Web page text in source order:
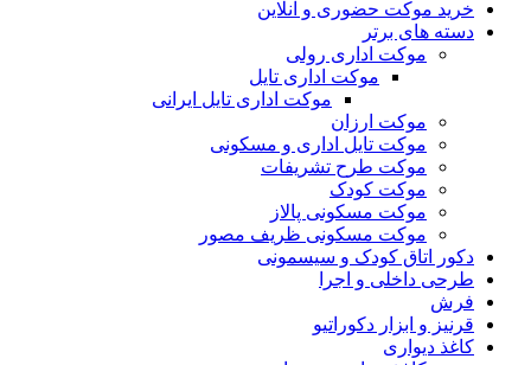
خرید موکت حضوری و آنلاین
دسته های برتر
موکت اداری رولی
موکت اداری تایل
موکت اداری تایل ایرانی
موکت ارزان
موکت تایل اداری و مسکونی
موکت طرح تشریفات
موکت کودک
موکت مسکونی پالاز
موکت مسکونی ظریف مصور
دکور اتاق کودک و سیسمونی
طرحی داخلی و اجرا
فرش
قرنیز و ابزار دکوراتیو
کاغذ دیواری